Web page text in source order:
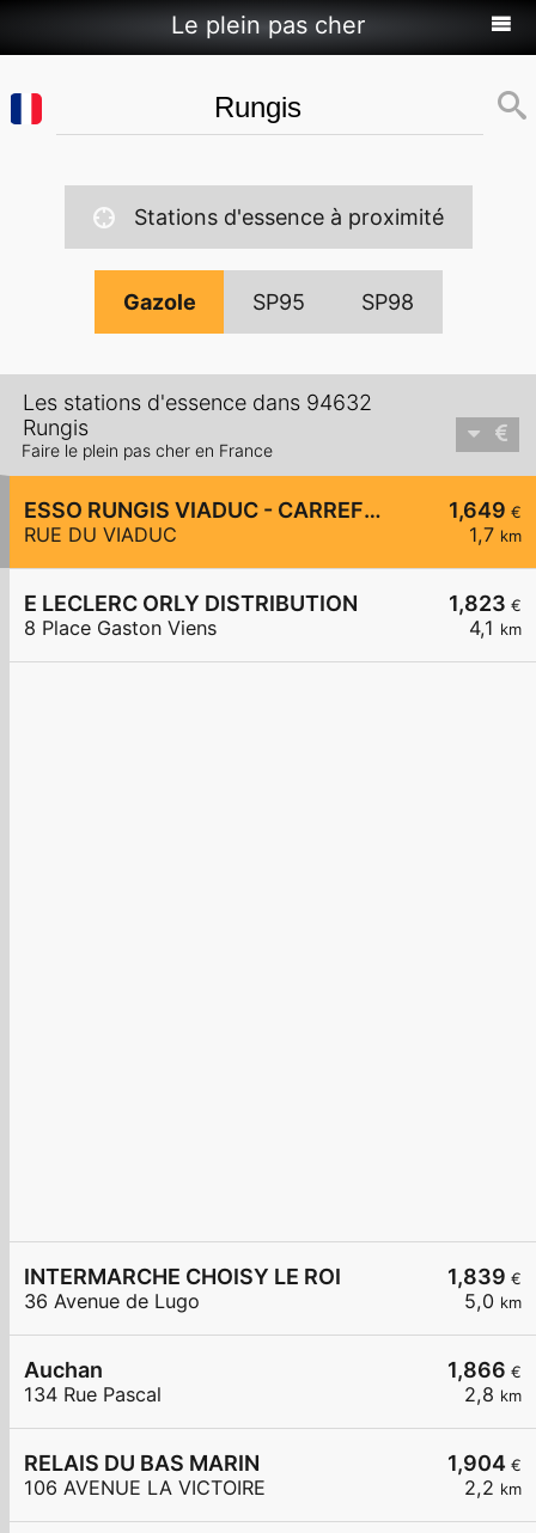
Le plein pas cher
Stations d'essence à proximité
Gazole SP95 SP98
Les stations d'essence dans 94632
Rungis
Faire le plein pas cher en France
1,649 €
1,7 km
ESSO RUNGIS VIADUC - CARREFOUR EXPRESS
RUE DU VIADUC
1,823 €
4,1 km
E LECLERC ORLY DISTRIBUTION
8 Place Gaston Viens
1,839 €
5,0 km
INTERMARCHE CHOISY LE ROI
36 Avenue de Lugo
1,866 €
2,8 km
Auchan
134 Rue Pascal
1,904 €
2,2 km
RELAIS DU BAS MARIN
106 AVENUE LA VICTOIRE